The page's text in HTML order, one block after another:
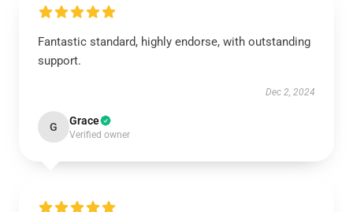
Fantastic standard, highly endorse, with outstanding
support.
Dec 2, 2024
G Grace
Verified owner